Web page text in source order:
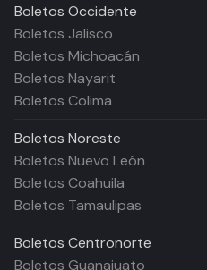
Boletos Occidente
Boletos Jalisco
Boletos Michoacán
Boletos Nayarit
Boletos Colima
Boletos Noreste
Boletos Nuevo León
Boletos Coahuila
Boletos Tamaulipas
Boletos Centronorte
Boletos Guanajuato